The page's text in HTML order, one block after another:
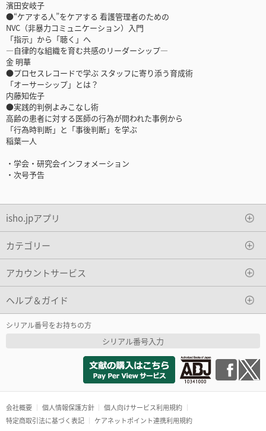
濱田安岐子
●“ケアする人”をケアする 看護管理者のための
NVC（非暴力コミュニケーション）入門
「指示」から「聴く」へ
―自律的な組織を育む共感のリーダーシップ―
金 明華
●プロセスレコードで学ぶ スタッフに寄り添う育成術
「オーサーシップ」とは？
内藤知佐子
●実践的判例よみこなし術
高齢の患者に対する医師の行為が問われた事例から
「行為時判断」と「事後判断」を学ぶ
稲葉一人
・学会・研究会インフォメーション
・次号予告
isho.jpアプリ
カテゴリー
アカウントサービス
ヘルプ＆ガイド
シリアル番号をお持ちの方
シリアル番号入力
会社概要 個人情報保護方針
個人向けサービス利用規約
特定商取引法に基づく表記
ケアネットポイント連携利用規約